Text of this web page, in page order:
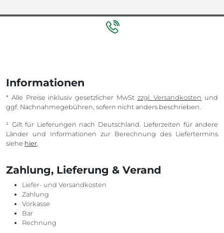
Informationen
* Alle Preise inklusiv gesetzlicher MwSt zzgl. Versandkosten und
ggf. Nachnahmegebühren, sofern nicht anders beschrieben.
¹ Gilt für Lieferungen nach Deutschland. Lieferzeiten für andere
Länder und Informationen zur Berechnung des Liefertermins
siehe hier.
Zahlung, Lieferung & Verand
Liefer- und Versandkosten
Zahlung
Vorkasse
Bar
Rechnung